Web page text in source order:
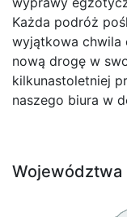
Każda podróż
wyjątkowa chwila
nową drogę w
kilkunastoletniej
naszego biura w
Województwa